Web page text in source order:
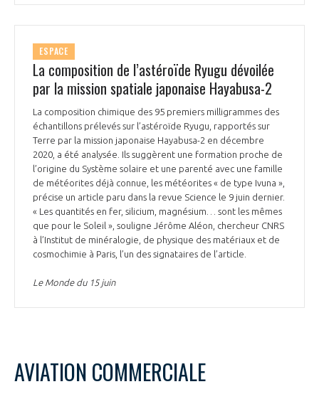
ESPACE
La composition de l’astéroïde Ryugu dévoilée
par la mission spatiale japonaise Hayabusa-2
La composition chimique des 95 premiers milligrammes des
échantillons prélevés sur l’astéroïde Ryugu, rapportés sur
Terre par la mission japonaise Hayabusa-2 en décembre
2020, a été analysée. Ils suggèrent une formation proche de
l’origine du Système solaire et une parenté avec une famille
de météorites déjà connue, les météorites « de type Ivuna »,
précise un article paru dans la revue Science le 9 juin dernier.
« Les quantités en fer, silicium, magnésium… sont les mêmes
que pour le Soleil », souligne Jérôme Aléon, chercheur CNRS
à l’Institut de minéralogie, de physique des matériaux et de
cosmochimie à Paris, l’un des signataires de l’article.
Le Monde du 15 juin
AVIATION COMMERCIALE